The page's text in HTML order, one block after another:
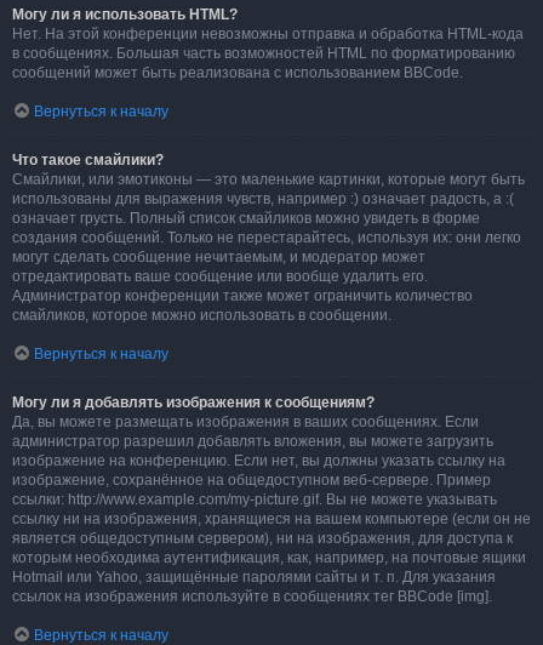
Могу ли я использовать HTML?
Нет. На этой конференции невозможны отправка и обработка HTML-кода
в сообщениях. Большая часть возможностей HTML по форматированию
сообщений может быть реализована с использованием BBCode.
Вернуться к началу
Что такое смайлики?
Смайлики, или эмотиконы — это маленькие картинки, которые могут быть
использованы для выражения чувств, например :) означает радость, а :(
означает грусть. Полный список смайликов можно увидеть в форме
создания сообщений. Только не перестарайтесь, используя их: они легко
могут сделать сообщение нечитаемым, и модератор может
отредактировать ваше сообщение или вообще удалить его.
Администратор конференции также может ограничить количество
смайликов, которое можно использовать в сообщении.
Вернуться к началу
Могу ли я добавлять изображения к сообщениям?
Да, вы можете размещать изображения в ваших сообщениях. Если
администратор разрешил добавлять вложения, вы можете загрузить
изображение на конференцию. Если нет, вы должны указать ссылку на
изображение, сохранённое на общедоступном веб-сервере. Пример
ссылки: http://www.example.com/my-picture.gif. Вы не можете указывать
ссылку ни на изображения, хранящиеся на вашем компьютере (если он не
является общедоступным сервером), ни на изображения, для доступа к
которым необходима аутентификация, как, например, на почтовые ящики
Hotmail или Yahoo, защищённые паролями сайты и т. п. Для указания
ссылок на изображения используйте в сообщениях тег BBCode [img].
Вернуться к началу